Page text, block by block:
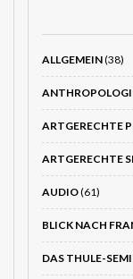
ALLGEMEIN(38)
ARTGERECHTE
ARTGERECHTE
AUDIO(61)
BLICK NACH
DAS THULE-